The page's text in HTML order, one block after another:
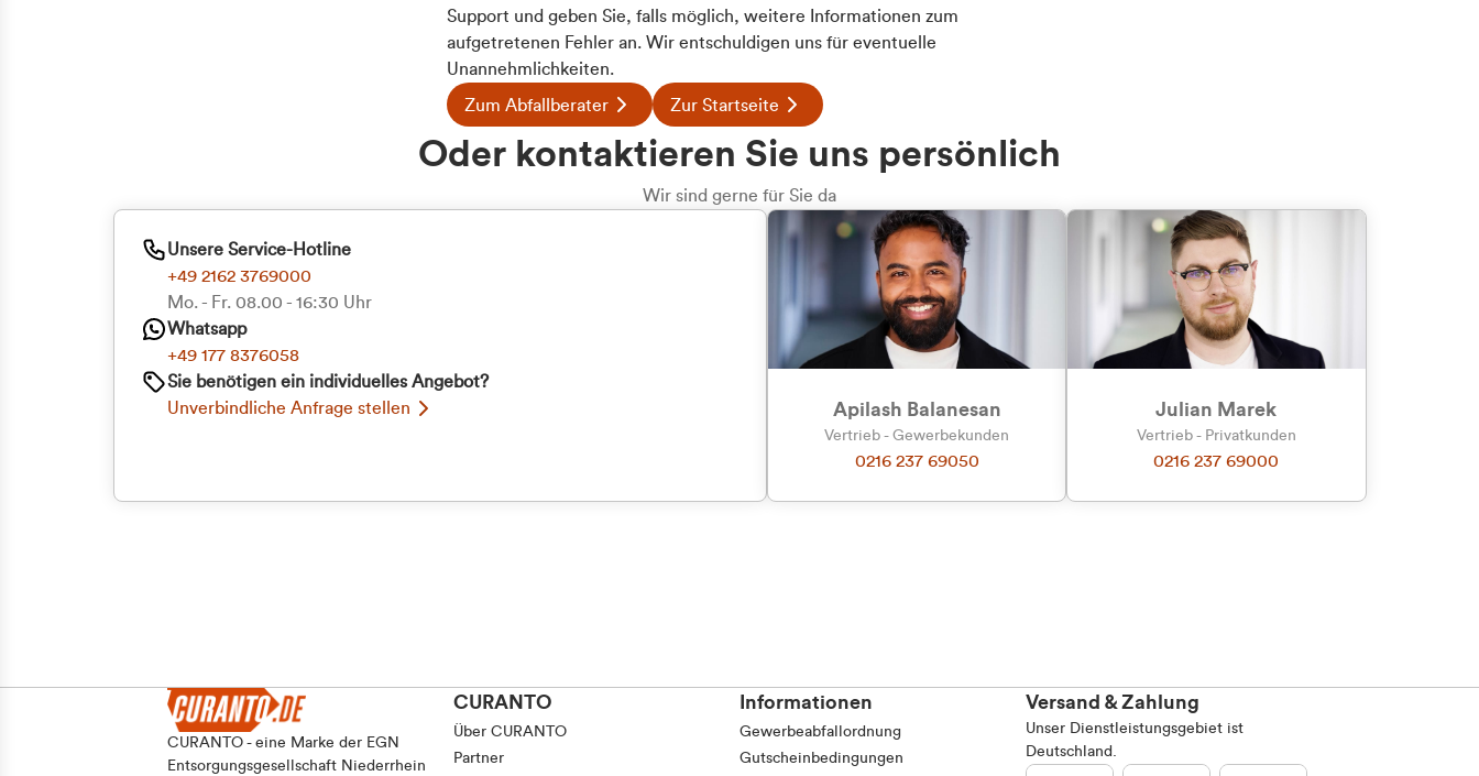
Zu welcher
Kundengruppe
Support und geben Sie, falls möglich, weitere Informationen zum
aufgetretenen Fehler an. Wir entschuldigen uns für eventuelle
Unannehmlichkeiten.
Zum Abfallberater Zur Startseite
Oder kontaktieren Sie uns persönlich
Wir sind gerne für Sie da
Unsere Service-Hotline
+49 2162 3769000
Mo. - Fr. 08.00 - 16:30 Uhr
Whatsapp
+49 177 8376058
Sie benötigen ein individuelles Angebot?
Unverbindliche Anfrage stellen
Apilash Balanesan
Vertrieb - Gewerbekunden
0216 237 69050
Julian Marek
Vertrieb - Privatkunden
0216 237 69000
CURANTO - eine Marke der EGN
Entsorgungsgesellschaft Niederrhein
CURANTO
Über CURANTO
Partner
Informationen
Gewerbeabfallordnung
Gutscheinbedingungen
Versand & Zahlung
Unser Dienstleistungsgebiet ist
Deutschland.